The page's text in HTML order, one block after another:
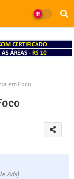
em Foco
Ads)